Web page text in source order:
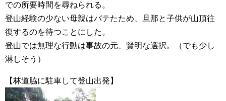
での所要時間を尋ねられる。
登山経験の少ない母親はバテたため、旦那と子供が山頂往
復するのを待つことにした。
登山では無理な行動は事故の元、賢明な選択。（でも少し
淋しそう）
【林道脇に駐車して登山出発】